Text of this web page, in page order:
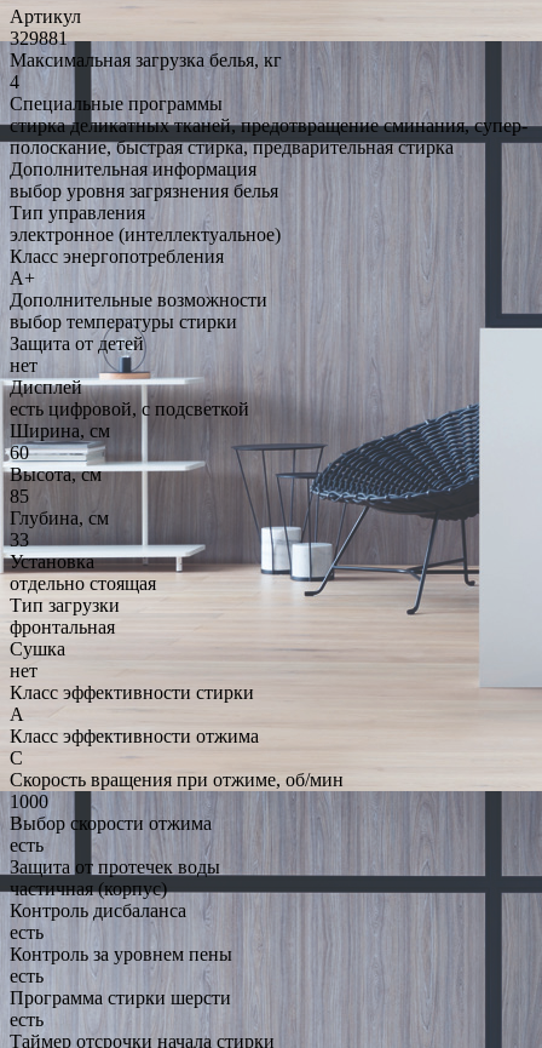
Артикул
329881
Максимальная загрузка белья, кг
4
Специальные программы
стирка деликатных тканей, предотвращение сминания, супер-
полоскание, быстрая стирка, предварительная стирка
Дополнительная информация
выбор уровня загрязнения белья
Тип управления
электронное (интеллектуальное)
Класс энергопотребления
A+
Дополнительные возможности
выбор температуры стирки
Защита от детей
нет
Дисплей
есть цифровой, с подсветкой
Ширина, см
60
Высота, см
85
Глубина, см
33
Установка
отдельно стоящая
Тип загрузки
фронтальная
Сушка
нет
Класс эффективности стирки
A
Класс эффективности отжима
C
Скорость вращения при отжиме, об/мин
1000
Выбор скорости отжима
есть
Защита от протечек воды
частичная (корпус)
Контроль дисбаланса
есть
Контроль за уровнем пены
есть
Программа стирки шерсти
есть
Таймер отсрочки начала стирки